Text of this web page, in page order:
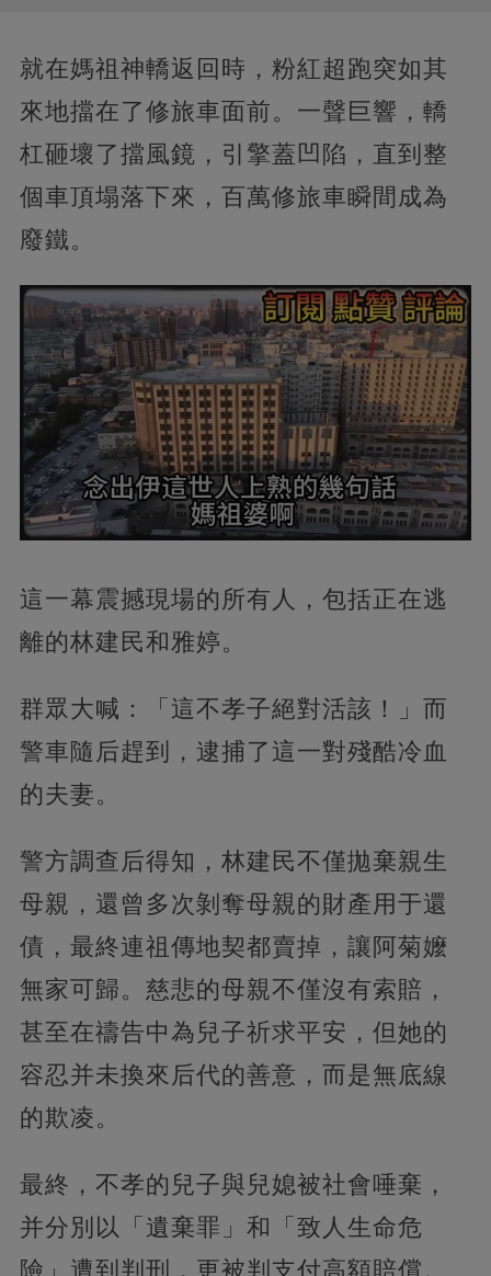
就在媽祖神轎返回時，粉紅超跑突如其
來地擋在了修旅車面前。一聲巨響，轎
杠砸壞了擋風鏡，引擎蓋凹陷，直到整
個車頂塌落下來，百萬修旅車瞬間成為
廢鐵。
這一幕震撼現場的所有人，包括正在逃
離的林建民和雅婷。
群眾大喊：「這不孝子絕對活該！」而
警車隨后趕到，逮捕了這一對殘酷冷血
的夫妻。
警方調查后得知，林建民不僅拋棄親生
母親，還曾多次剝奪母親的財產用于還
債，最終連祖傳地契都賣掉，讓阿菊嬤
無家可歸。慈悲的母親不僅沒有索賠，
甚至在禱告中為兒子祈求平安，但她的
容忍并未換來后代的善意，而是無底線
的欺凌。
最終，不孝的兒子與兒媳被社會唾棄，
并分別以「遺棄罪」和「致人生命危
險」遭到判刑，更被判支付高額賠償。